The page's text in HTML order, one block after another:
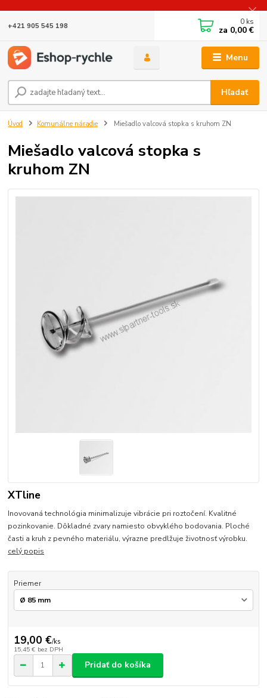
Menu
Hľadať
+421 905 545 198 0 ks
za 0,00 €
Úvod Komunálne náradie Miešadlo valcová stopka s kruhom ZN
Miešadlo valcová stopka s
kruhom ZN
XTline
Inovovaná technológia minimalizuje vibrácie pri roztočení. Kvalitné
pozinkovanie. Dôkladné zvary namiesto obvyklého bodovania. Ploché
časti a kruh z pevného materiálu, výrazne predlžuje životnosť výrobku.
celý popis
Priemer
19,00 €/ks
15,45 € bez DPH
Pridať do košíka